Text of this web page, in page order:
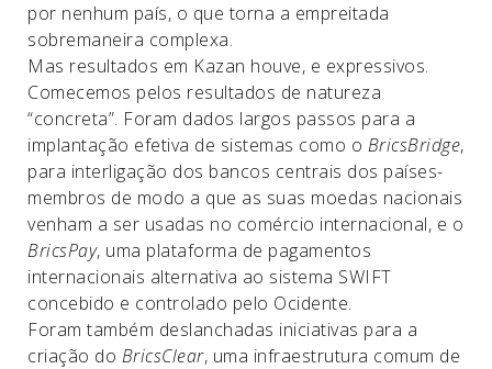
por nenhum país, o que torna a empreitada
sobremaneira complexa.
Mas resultados em Kazan houve, e expressivos.
Comecemos pelos resultados de natureza
“concreta”. Foram dados largos passos para a
implantação efetiva de sistemas como o BricsBridge,
para interligação dos bancos centrais dos países-
membros de modo a que as suas moedas nacionais
venham a ser usadas no comércio internacional, e o
BricsPay, uma plataforma de pagamentos
internacionais alternativa ao sistema SWIFT
concebido e controlado pelo Ocidente.
Foram também deslanchadas iniciativas para a
criação do BricsClear, uma infraestrutura comum de